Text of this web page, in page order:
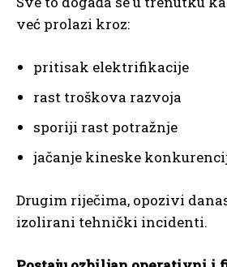
već prolazi kroz:
pritisak elektrifikacije
rast troškova razvoja
sporiji rast potražnje
jačanje kineske
Drugim riječima, opozivi
izolirani tehnički incidenti.